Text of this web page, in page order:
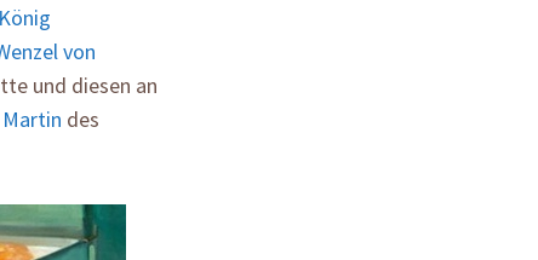
von
und diesen an
des